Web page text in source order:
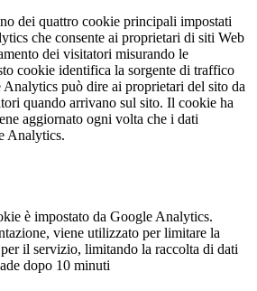
dei quattro cookie principali impostati
che consente ai proprietari di siti Web
dei visitatori misurando le
cookie identifica la sorgente di traffico
può dire ai proprietari del sito da
quando arrivano sul sito. Il cookie ha
aggiornato ogni volta che i dati
Analytics.
è impostato da Google Analytics.
viene utilizzato per limitare la
il servizio, limitando la raccolta di dati
dopo 10 minuti